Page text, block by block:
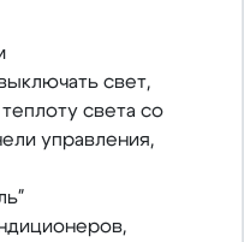
свет,
света со
управления,